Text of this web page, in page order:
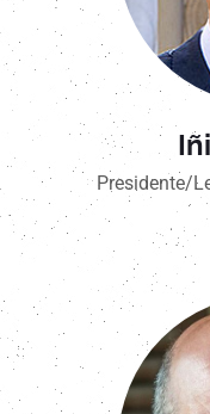
Presidente/